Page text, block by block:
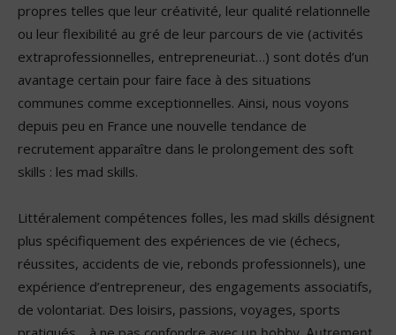
propres telles que leur créativité, leur qualité relationnelle
ou leur flexibilité au gré de leur parcours de vie (activités
extraprofessionnelles, entrepreneuriat…) sont dotés d’un
avantage certain pour faire face à des situations
communes comme exceptionnelles. Ainsi, nous voyons
depuis peu en France une nouvelle tendance de
recrutement apparaître dans le prolongement des soft
skills : les mad skills.
Littéralement compétences folles, les mad skills désignent
plus spécifiquement des expériences de vie (échecs,
réussites, accidents de vie, rebonds professionnels), une
expérience d’entrepreneur, des engagements associatifs,
de volontariat. Des loisirs, passions, voyages, sports